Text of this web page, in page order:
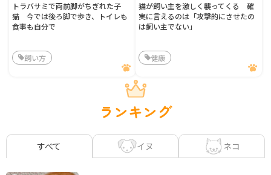
トラバサミで両前脚がちぎれた子
猫 今では後ろ脚で歩き、トイレも
食事も自分で
飼い方
猫が飼い主を激しく襲ってくる 確
実に言えるのは「攻撃的にさせたの
は飼い主でない」
健康
ランキング
すべて イヌ ネコ